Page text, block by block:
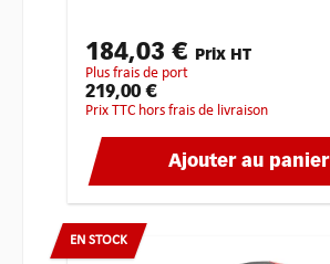
184,03 € Prix HT
plus frais de port
219,00 €
Prix TTC hors frais de livraison
Ajouter au panier
EN STOCK